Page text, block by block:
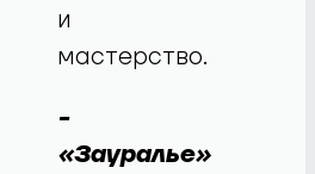
и
мастерство.
-
«Зауралье»